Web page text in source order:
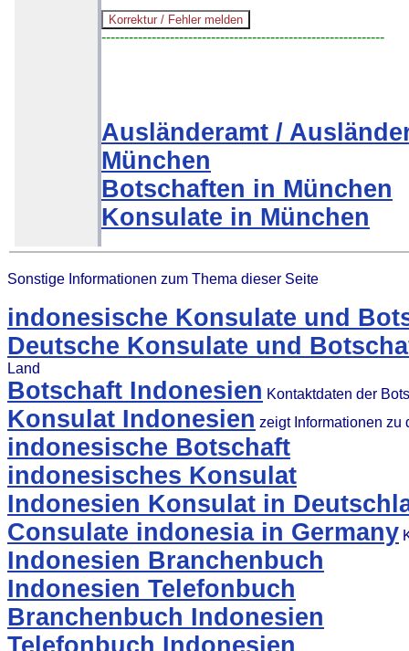
--------------------------------------------------------------
Ausländeramt /
München
Botschaften in München
Konsulate in München
Sonstige Informationen zum Thema dieser Seite
indonesische Konsulate und
Deutsche Konsulate und
Land
Botschaft Indonesien Kontaktdaten der
Konsulat Indonesien zeigt Informationen zu
indonesische Botschaft
indonesisches Konsulat
Indonesien Konsulat in
Consulate indonesia in Germany
Indonesien Branchenbuch
Indonesien Telefonbuch
Branchenbuch Indonesien
Telefonbuch Indonesien